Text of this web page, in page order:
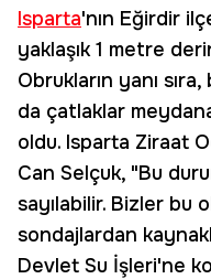
Isparta'nın Eğirdir
yaklaşık 1 metre
Obrukların yanı
da çatlaklar
oldu. Isparta Ziraat
Can Selçuk, "Bu
sayılabilir. Bizler bu
sondajlardan
Devlet Su İşleri'ne